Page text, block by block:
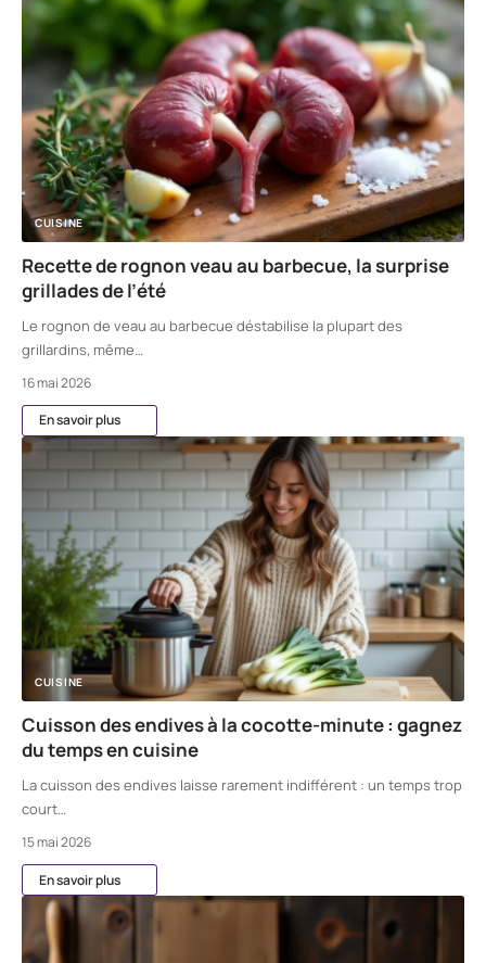
CUISINE
Recette de rognon veau au barbecue, la surprise
grillades de l’été
Le rognon de veau au barbecue déstabilise la plupart des
grillardins, même…
16 mai 2026
En savoir plus
CUISINE
Cuisson des endives à la cocotte-minute : gagnez
du temps en cuisine
La cuisson des endives laisse rarement indifférent : un temps trop
court…
15 mai 2026
En savoir plus